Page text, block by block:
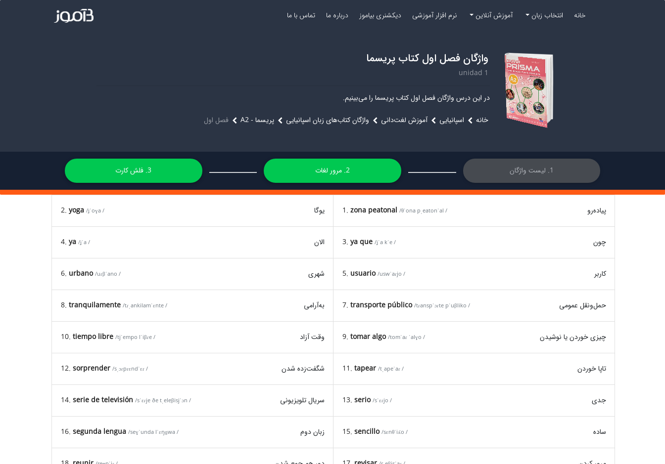
خانه انتخاب زبان آموزش آنلاین نرم افزار آموزشی دیکشنری بیاموز درباره ما تماس با ما
واژگان فصل اول کتاب پریسما
unidad 1
در این درس واژگان فصل اول کتاب پریسما را می‌بینیم.
خانه اسپانیایی آموزش لغت‌دانی واژگان کتاب‌های زبان اسپانیایی پریسما - A2 فصل اول
1. لیست واژگان 2. مرور لغات 3. فلش کارت
1. zona peatonal /θˈona pˌeatonˈal / پیاده‌رو 2. yoga /ʝˈoɣa / یوگا
3. ya que /ʝˈa kˈe / چون 4. ya /ʝˈa / الان
5. usuario /uswˈaɾjo / کاربر 6. urbano /uɾβˈano / شهری
7. transporte público /tɾanspˈɔɾte pˈuβliko / حمل‌ونقل عمومی 8. tranquilamente /tɾˌankilamˈɛnte / به‌آرامی
9. tomar algo /tomˈaɾ ˈalɣo / چیزی خوردن یا نوشیدن 10. tiempo libre /tjˈempo lˈiβɾe / وقت آزاد
11. tapear /tˌapeˈaɾ / تاپا خوردن 12. sorprender /sˌɔɾpɾɛndˈɛɾ / شگفت‌زده شدن
13. serio /sˈɛɾjo / جدی 14. serie de televisión /sˈɛɾje ðe tˌeleβisjˈɔn / سریال تلویزیونی
15. sencillo /sɛnθˈiʎo / ساده 16. segunda lengua /seɣˈunda lˈɛŋɡwa / زبان دوم